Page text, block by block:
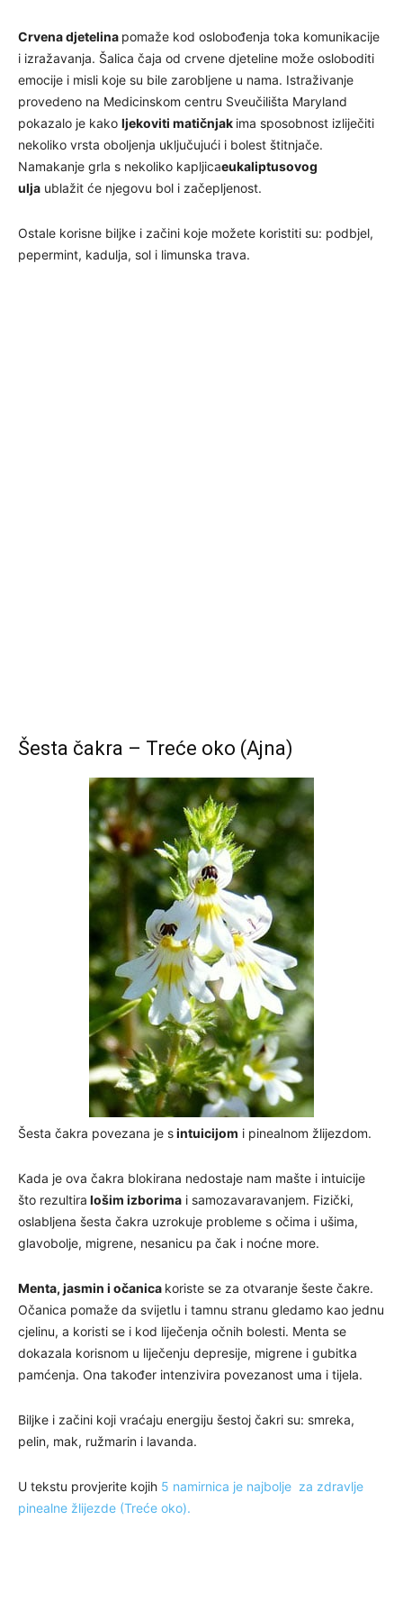
Crvena djetelina pomaže kod oslobođenja toka komunikacije
i izražavanja. Šalica čaja od crvene djeteline može osloboditi
emocije i misli koje su bile zarobljene u nama. Istraživanje
provedeno na Medicinskom centru Sveučilišta Maryland
pokazalo je kako ljekoviti matičnjak ima sposobnost izliječiti
nekoliko vrsta oboljenja uključujući i bolest štitnjače.
Namakanje grla s nekoliko kapljicaeukaliptusovog
ulja ublažit će njegovu bol i začepljenost.
Ostale korisne biljke i začini koje možete koristiti su: podbjel,
pepermint, kadulja, sol i limunska trava.
Šesta čakra – Treće oko (Ajna)
Šesta čakra povezana je sintuicijom i pinealnom žlijezdom.
Kada je ova čakra blokirana nedostaje nam mašte i intuicije
što rezultira lošim izborima i samozavaravanjem. Fizički,
oslabljena šesta čakra uzrokuje probleme s očima i ušima,
glavobolje, migrene, nesanicu pa čak i noćne more.
Menta, jasmin i očanica koriste se za otvaranje šeste čakre.
Očanica pomaže da svijetlu i tamnu stranu gledamo kao jednu
cjelinu, a koristi se i kod liječenja očnih bolesti. Menta se
dokazala korisnom u liječenju depresije, migrene i gubitka
pamćenja. Ona također intenzivira povezanost uma i tijela.
Biljke i začini koji vraćaju energiju šestoj čakri su: smreka,
pelin, mak, ružmarin i lavanda.
U tekstu provjerite kojih 5 namirnica je najbolje za zdravlje
pinealne žlijezde (Treće oko).